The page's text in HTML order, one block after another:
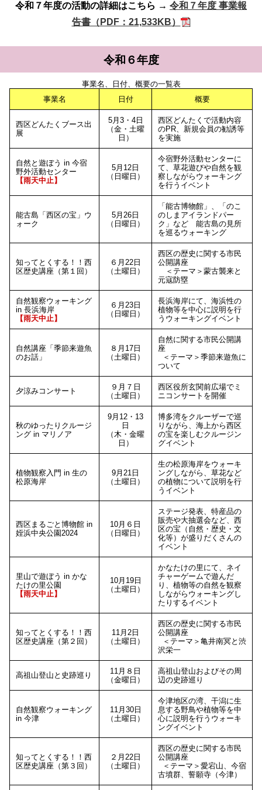
令和７年度の活動の詳細はこちら → 令和７年度 事業報
告書（PDF：21,533KB）
令和６年度
事業名、日付、概要の一覧表
事業名
日付 概要
西区どんたくブース出
展
5月3・4日
（金・土曜
日）
西区どんたくで活動内容
のPR、新規会員の勧誘等
を実施
自然と遊ぼう in 今宿
野外活動センター
【雨天中止】
5月12日
（日曜日）
今宿野外活動センターに
て、草花遊びや自然を観
察しながらウォーキング
を行うイベント
能古島「西区の宝」ウ
ォーク
5月26日
（日曜日）
「能古博物館」、「のこ
のしまアイランドパー
ク」など 能古島の見所
を巡るウォーキング
知ってとくする！！西
区歴史講座（第１回）
６月22日
（土曜日）
西区の歴史に関する市民
公開講座
＜テーマ＞蒙古襲来と
元寇防塁
自然観察ウォーキング
in 長浜海岸
【雨天中止】
６月23日
（日曜日）
長浜海岸にて、海浜性の
植物等を中心に説明を行
うウォーキングイベント
自然講座「季節来遊魚
のお話」
８月17日
（土曜日）
自然に関する市民公開講
座
＜テーマ＞季節来遊魚に
ついて
夕涼みコンサート
９月７日
（土曜日）
西区役所玄関前広場でミ
ニコンサートを開催
秋のゆったりクルージ
ング in マリノア
9月12・13
日
（木・金曜
日）
博多湾をクルーザーで巡
りながら、海上から西区
の宝を楽しむクルージン
グイベント
植物観察入門 in 生の
松原海岸
9月21日
（土曜日）
生の松原海岸をウォーキ
ングしながら、草花など
の植物について説明を行
うイベント
西区まるごと博物館 in
姪浜中央公園2024
10月６日
（日曜日）
ステージ発表、特産品の
販売や大抽選会など、西
区の宝（自然・歴史・文
化等）が盛りだくさんの
イベント
里山で遊ぼう in かな
たけの里公園
【雨天中止】
10月19日
（土曜日）
かなたけの里にて、ネイ
チャーゲームで遊んだ
り、植物等の自然を観察
しながらウォーキングし
たりするイベント
知ってとくする！！西
区歴史講座（第２回）
11月2日
（土曜日）
西区の歴史に関する市民
公開講座
＜テーマ＞亀井南冥と渋
沢栄一
高祖山登山と史跡巡り
11月８日
（金曜日）
高祖山登山およびその周
辺の史跡巡り
自然観察ウォーキング
in 今津
11月30日
（土曜日）
今津地区の湾、干潟に生
息する野鳥や植物等を中
心に説明を行うウォーキ
ングイベント
知ってとくする！！西
区歴史講座（第３回）
２月22日
（土曜日）
西区の歴史に関する市民
公開講座
＜テーマ＞愛宕山、今宿
古墳群、誓願寺（今津）